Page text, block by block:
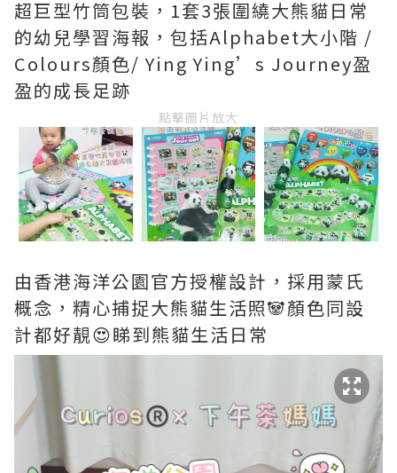
超巨型竹筒包裝，1套3張圍繞大熊貓日常
的幼兒學習海報，包括Alphabet大小階 /
Colours顏色/ Ying Ying’s Journey盈
盈的成長足跡
點擊圖片放大
由香港海洋公園官方授權設計，採用蒙氏
概念，精心捕捉大熊貓生活照🐼顏色同設
計都好靚😍睇到熊貓生活日常